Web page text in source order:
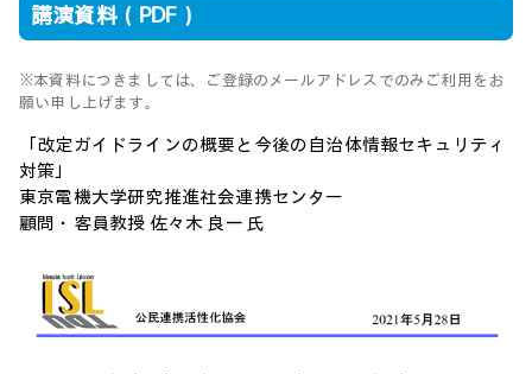
講演資料（PDF）
※本資料につきましては、ご登録のメールアドレスでのみご利用をお
願い申し上げます。
「改定ガイドラインの概要と今後の自治体情報セキュリティ
対策」
東京電機大学研究推進社会連携センター
顧問・客員教授 佐々木 良一 氏